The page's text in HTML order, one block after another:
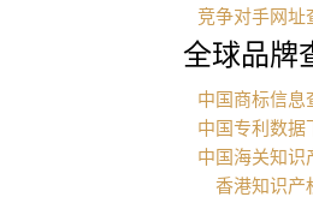
竞争对手网址
全球品牌
中国商标信息
中国专利数据
中国海关知识
香港知识产